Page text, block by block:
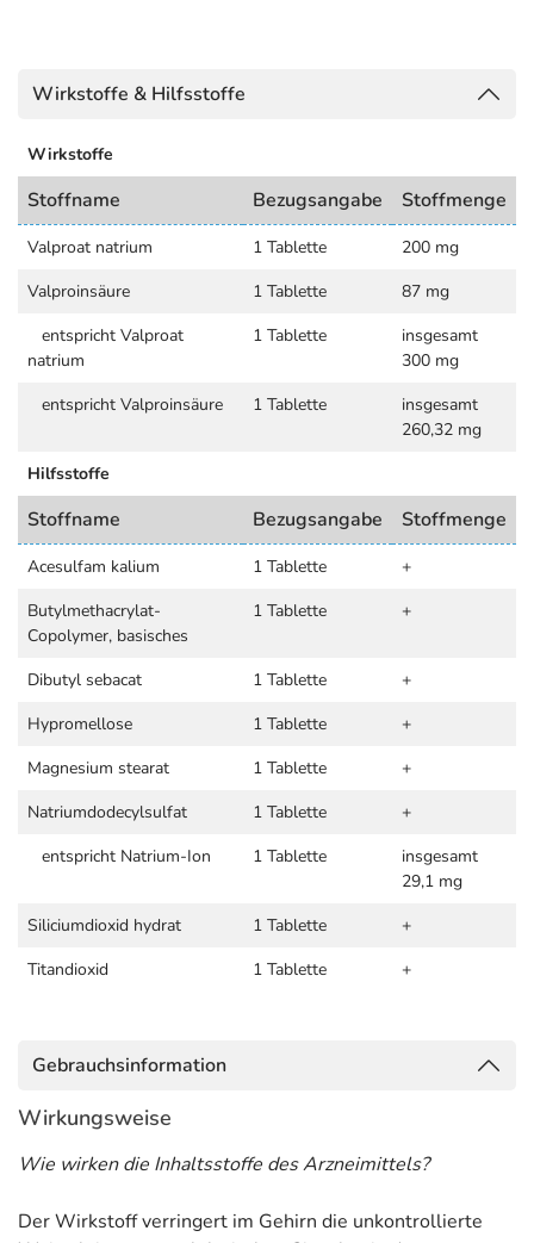
Wirkstoffe & Hilfsstoffe
Wirkstoffe
Stoffname Bezugsangabe Stoffmenge
Valproat natrium 1 Tablette
200 mg
Valproinsäure
1 Tablette
87 mg
entspricht Valproat
natrium
1 Tablette
insgesamt
300 mg
entspricht Valproinsäure
1 Tablette
insgesamt
260,32 mg
Hilfsstoffe
Stoffname Bezugsangabe Stoffmenge
Acesulfam kalium 1 Tablette
+
Butylmethacrylat-
Copolymer, basisches
1 Tablette +
Dibutyl sebacat 1 Tablette
+
Hypromellose
1 Tablette
+
Magnesium stearat
1 Tablette
+
Natriumdodecylsulfat
1 Tablette
+
entspricht Natrium-Ion
1 Tablette
insgesamt
29,1 mg
Siliciumdioxid hydrat
1 Tablette
+
Titandioxid
1 Tablette +
Gebrauchsinformation
Wirkungsweise
Wie wirken die Inhaltsstoffe des Arzneimittels?
Der Wirkstoff verringert im Gehirn die unkontrollierte